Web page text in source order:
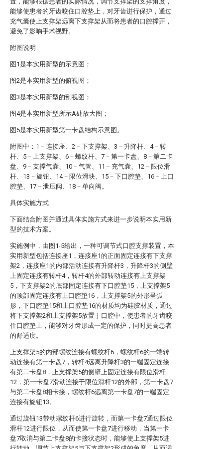
能够使患者的牙齿咬住口腔垫上，对牙齿进行保护，通过
充气囊使上支撑架远离下支撑架从而将患者的口腔撑开，
避免了影响手术视野。
附图说明
图1是本实用新型的示意图；
图2是本实用新型的俯视图；
图3是本实用新型的剖视图；
图4是本实用新型所示A处放大图；
图5是本实用新型第一卡盘结构示意图。
附图中：1－连接座、2－下支撑架、3－升降杆、4－转
杆、5－上支撑架、6－螺纹杆、7－第一卡盘、8－第二卡
盘、9－支撑气囊、10－气管、11－充气囊、12－限位滑
杆、13－旋钮、14－限位滑块、15－下口腔垫、16－上口
腔垫、17－泄压阀、18－单向阀。
具体实施方式
下面结合附图并通过具体实施方式来进一步说明本实用新
型的技术方案。
实施例中，由图1-5给出，一种可调节式口腔支撑装置，本
实用新型包括连接座1，连接座1的正面固定连接有下支撑
架2，连接座1的内部活动连接有升降杆3，升降杆3的侧壁
上固定连接有转杆4，转杆4的外部转动连接有上支撑架
5，下支撑架2的底部固定连接有下口腔垫15，上支撑架5
的顶部固定连接有上口腔垫16，上支撑架5的外形呈弧
形，下口腔垫15和上口腔垫16的材质均为硅胶材质，通过
将下支撑架2和上支撑架5放置于口腔中，使患者的牙齿咬
住口腔垫上，能够对牙齿形成一定的保护，同时提高患者
的舒适度。
上支撑架5的内部螺纹连接有螺纹杆6，螺纹杆6的一端转
动连接有第一卡盘7，转杆4远离升降杆3的一端固定连接
有第二卡盘8，上支撑架5的侧壁上固定连接有限位滑杆
12，第一卡盘7滑动连接于限位滑杆12的外部，第一卡盘7
与第二卡盘8相卡接，螺纹杆6远离第一卡盘7的一端固定
连接有旋钮13。
通过旋钮13带动螺纹杆6进行旋转，而第一卡盘7通过限位
滑杆12进行限位，从而使第一卡盘7进行移动，当第一卡
盘7取消与第二卡盘8的卡接状态时，能够使上支撑架5进